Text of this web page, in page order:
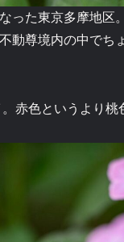
った東京多摩地区
動尊境内の中でち
赤色というより桃